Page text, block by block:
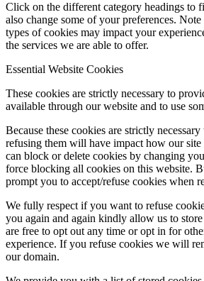
Click on the different category headings to
also change some of your preferences.
types of cookies may impact your
the services we are able to offer.
Essential Website Cookies
These cookies are strictly necessary to
available through our website and to use
Because these cookies are strictly
refusing them will have impact how our
can block or delete cookies by changing
force blocking all cookies on this website.
prompt you to accept/refuse cookies when
We fully respect if you want to refuse
you again and again kindly allow us to
are free to opt out any time or opt in for
experience. If you refuse cookies we will
our domain.